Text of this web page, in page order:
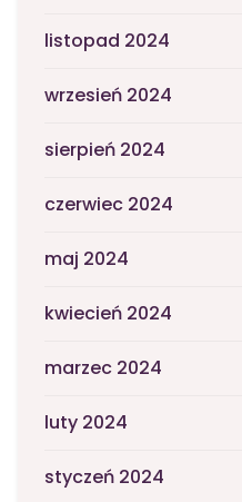
listopad 2024
wrzesień 2024
sierpień 2024
czerwiec 2024
maj 2024
kwiecień 2024
marzec 2024
luty 2024
styczeń 2024